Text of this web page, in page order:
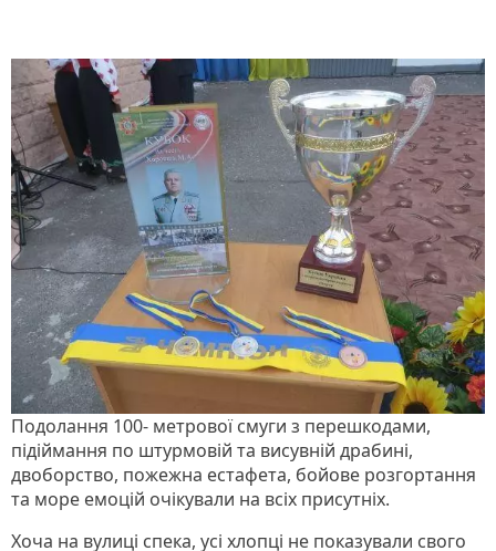
Подолання 100- метрової смуги з перешкодами,
підіймання по штурмовій та висувній драбині,
двоборство, пожежна естафета, бойове розгортання
та море емоцій очікували на всіх присутніх.
Хоча на вулиці спека, усі хлопці не показували свого